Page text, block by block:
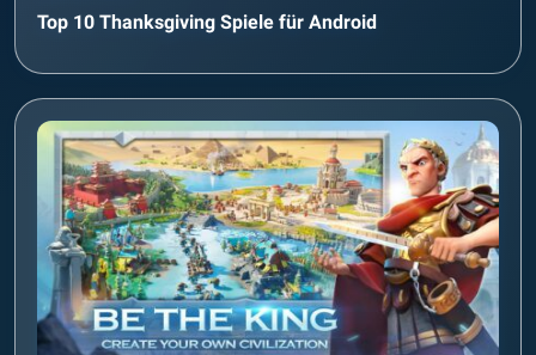
Top 10 Thanksgiving Spiele für Android